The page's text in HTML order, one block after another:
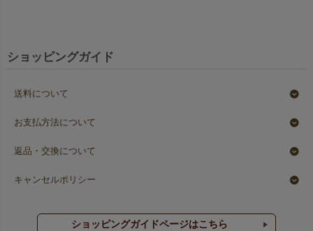
ショッピングガイド
送料について
お支払方法について
返品・交換について
キャンセルポリシー
ショッピングガイドページはこちら